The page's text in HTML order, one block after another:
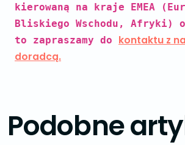
kierowaną na kraje EMEA
Bliskiego Wschodu, Afryki)
to zapraszamy do kontaktu z
doradcą.
Podobne